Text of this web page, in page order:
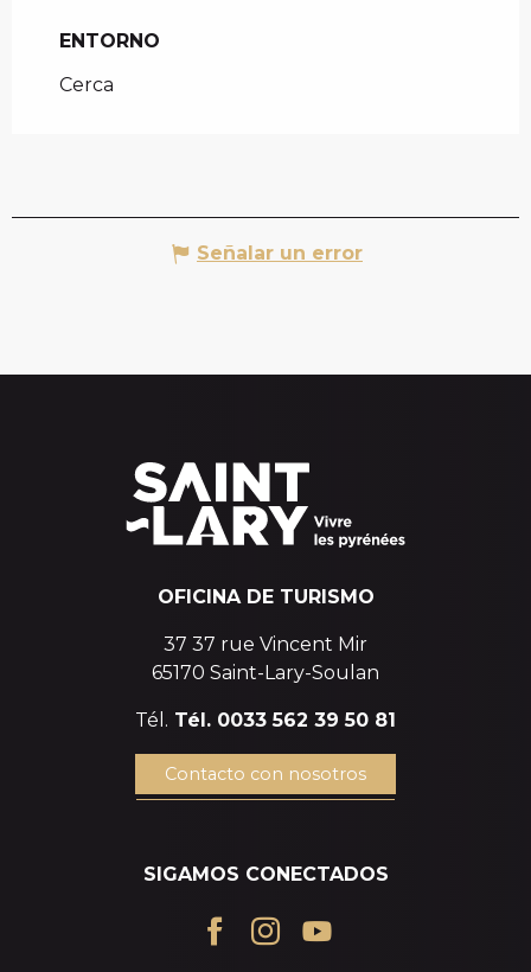
ENTORNO
ENTORNO
Cerca
Señalar un error
OFICINA DE TURISMO
37 37 rue Vincent Mir
65170 Saint-Lary-Soulan
Tél. Tél. 0033 562 39 50 81
Contacto con nosotros
SIGAMOS CONECTADOS